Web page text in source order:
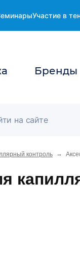
Участие в
Бренды
контроль →